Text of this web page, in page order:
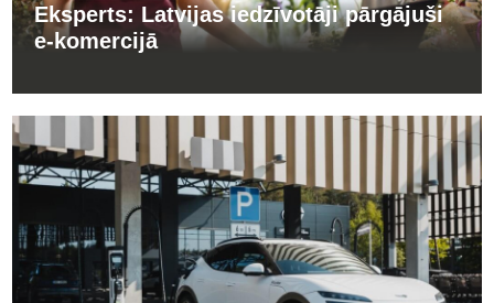
Eksperts: Latvijas iedzīvotāji pārgājuši
e-komercijā